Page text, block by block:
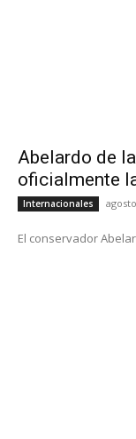
Abelardo de
oficialmente
Internacionales
El conservador